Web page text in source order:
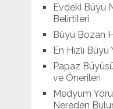
Evdeki Büyü
Belirtileri
Büyü Bozan
En Hızlı
Papaz
ve Önerileri
Medyum
Nereden